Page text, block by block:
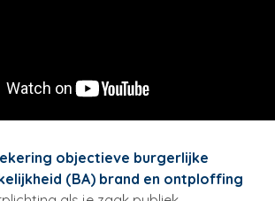
objectieve burgerlijke
(BA) brand en ontploffing